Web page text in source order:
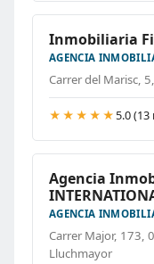
Inmobiliaria
AGENCIA
Carrer del Marisc,
★★★★★ 5.0
Agencia
AGENCIA
Carrer Major, 173,
Lluchmayor